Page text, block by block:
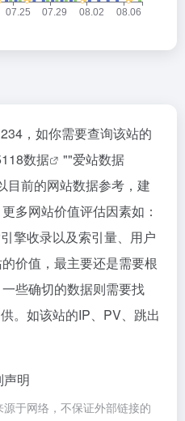
，如你需要查询该站的
数据 ""爱站数据
目前的网站数据参考，建
多网站价值评估因素如：
擎收录以及索引量、用户
价值，最主要还是需要根
些确切的数据则需要找
。如该站的IP、PV、跳出
声明
于网络，不保证外部链接的